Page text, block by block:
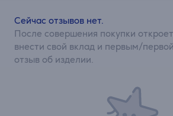
Сейчас отзывов нет.
После совершения покупки
внести свой вклад и первым/
отзыв об изделии.